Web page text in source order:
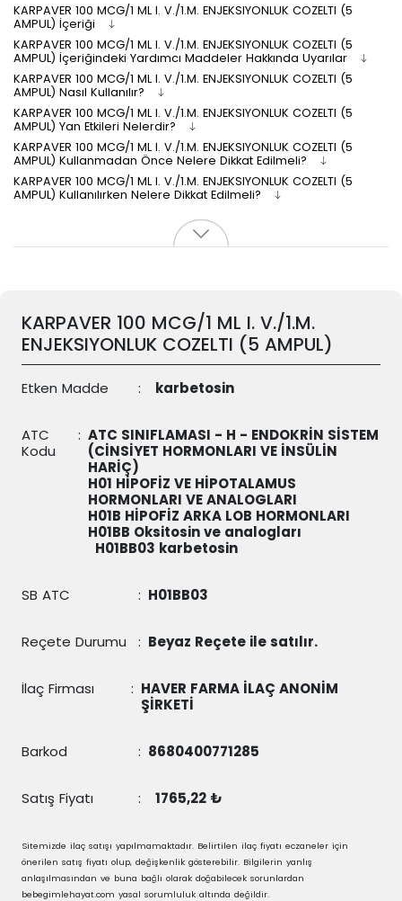
KARPAVER 100 MCG/1 ML I. V./1.M. ENJEKSIYONLUK COZELTI (5
AMPUL) İçeriği
KARPAVER 100 MCG/1 ML I. V./1.M. ENJEKSIYONLUK COZELTI (5
AMPUL) İçeriğindeki Yardımcı Maddeler Hakkında Uyarılar
KARPAVER 100 MCG/1 ML I. V./1.M. ENJEKSIYONLUK COZELTI (5
AMPUL) Nasıl Kullanılır?
KARPAVER 100 MCG/1 ML I. V./1.M. ENJEKSIYONLUK COZELTI (5
AMPUL) Yan Etkileri Nelerdir?
KARPAVER 100 MCG/1 ML I. V./1.M. ENJEKSIYONLUK COZELTI (5
AMPUL) Kullanmadan Önce Nelere Dikkat Edilmeli?
KARPAVER 100 MCG/1 ML I. V./1.M. ENJEKSIYONLUK COZELTI (5
AMPUL) Kullanılırken Nelere Dikkat Edilmeli?
KARPAVER 100 MCG/1 ML I. V./1.M.
ENJEKSIYONLUK COZELTI (5 AMPUL)
Etken Madde : karbetosin
ATC
Kodu
: ATC SINIFLAMASI - H - ENDOKRİN SİSTEM
(CİNSİYET HORMONLARI VE İNSÜLİN
HARİÇ)
H01 HİPOFİZ VE HİPOTALAMUS
HORMONLARI VE ANALOGLARI
H01B HİPOFİZ ARKA LOB HORMONLARI
H01BB Oksitosin ve analogları
H01BB03 karbetosin
SB ATC : H01BB03
Reçete Durumu : Beyaz Reçete ile satılır.
İlaç Firması : HAVER FARMA İLAÇ ANONİM
ŞİRKETİ
Barkod : 8680400771285
Satış Fiyatı : 1765,22 ₺
Sitemizde ilaç satışı yapılmamaktadır. Belirtilen ilaç fiyatı eczaneler için
önerilen satış fiyatı olup, değişkenlik gösterebilir. Bilgilerin yanlış
anlaşılmasından ve buna bağlı olarak doğabilecek sorunlardan
bebegimlehayat.com yasal sorumluluk altında değildir.